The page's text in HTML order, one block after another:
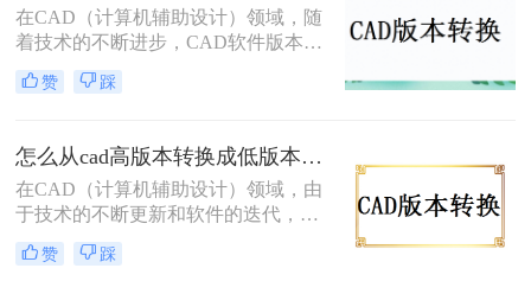
版本的转换。
在CAD（计算机辅助设计）领域，随
着技术的不断进步，CAD软件版本不
断更新，这导致了不同版本之间的兼
容性问题。为了确保设计数据的准确
本，提高工作效率，CAD版本转换成
为了一个必要的步骤。本文将详细介
绍如何进行cad版本转换的方法，并提
供一些实用的技巧。
赞 踩
怎么从cad高版本转换成低版本？教你四个小妙招轻松搞定！
在CAD（计算机辅助设计）领域，由
于技术的不断更新和软件的迭代，我
们常常会遇到CAD文件版本不兼容的
问题。特别是在项目合作、文件传输
赞 踩